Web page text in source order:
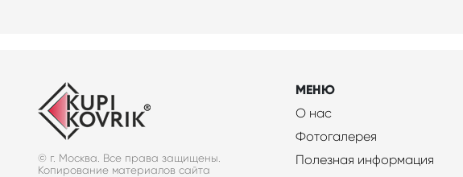
© г. Москва. Все права защищены.
Копирование материалов сайта
МЕНЮ
О нас
Фотогалерея
Полезная информация